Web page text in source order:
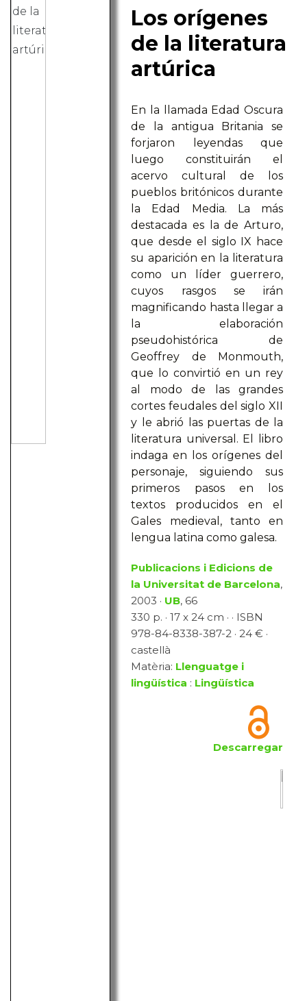
Los orígenes
de la literatura
artúrica
En la llamada Edad Oscura
de la antigua Britania se
forjaron leyendas que
luego constituirán el
acervo cultural de los
pueblos britónicos durante
la Edad Media. La más
destacada es la de Arturo,
que desde el siglo IX hace
su aparición en la literatura
como un líder guerrero,
cuyos rasgos se irán
magnificando hasta llegar a
la elaboración
pseudohistórica de
Geoffrey de Monmouth,
que lo convirtió en un rey
al modo de las grandes
cortes feudales del siglo XII
y le abrió las puertas de la
literatura universal. El libro
indaga en los orígenes del
personaje, siguiendo sus
primeros pasos en los
textos producidos en el
Gales medieval, tanto en
lengua latina como galesa.
Publicacions i Edicions de
la Universitat de Barcelona,
2003 · UB, 66
330 p. · 17 x 24 cm · · ISBN
978-84-8338-387-2 · 24 € ·
castellà
Matèria: Llenguatge i
lingüística : Lingüística
Descarregar